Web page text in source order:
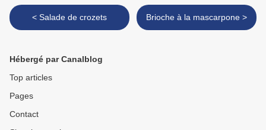
< Salade de crozets Brioche à la mascarpone >
Hébergé par Canalblog
Top articles
Pages
Contact